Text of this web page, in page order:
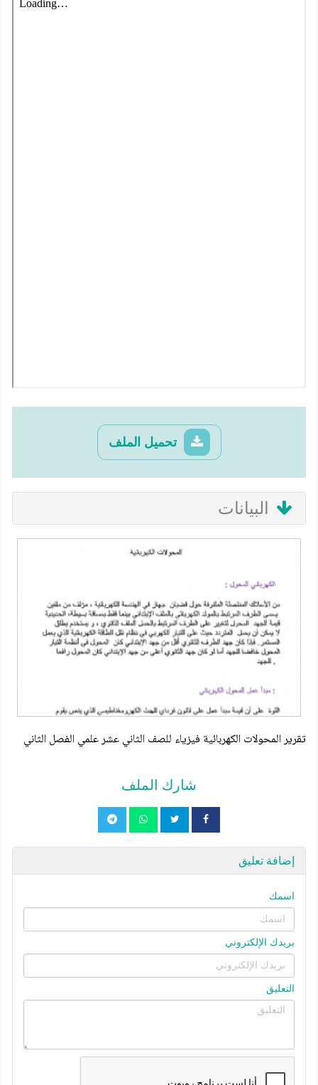
تحميل الملف
البيانات
تقرير المحولات الكهربائية فيزياء للصف الثاني عشر علمي الفصل الثاني
شارك الملف
إضافة تعليق
اسمك
بريدك الإلكتروني
التعليق